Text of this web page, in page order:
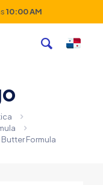
10:00 AM
Butter Formula